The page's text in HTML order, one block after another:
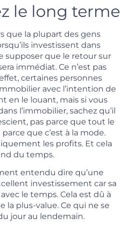
le long terme
que la plupart des gens
investissent dans
supposer que le retour sur
immédiat. Ce n’est pas
certaines personnes
avec l’intention de
en le louant, mais si vous
l’immobilier, sachez qu’il
pas parce que tout le
que c’est à la mode.
les profits. Et cela
du temps.
entendu dire qu’une
investissement car sa
le temps. Cela est dû à
la plus-value. Ce qui ne se
jour au lendemain.